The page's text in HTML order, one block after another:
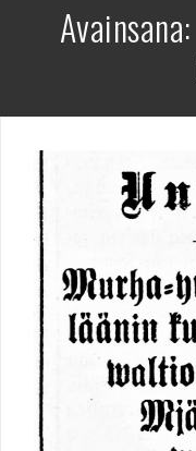
Avainsana: